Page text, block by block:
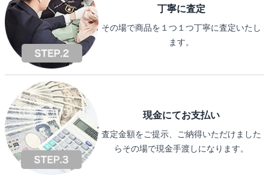
丁寧に査定
その場で商品を１つ１つ丁寧に査定いたし
ます。
現金にてお支払い
査定金額をご提示、ご納得いただけました
らその場で現金手渡しになります。